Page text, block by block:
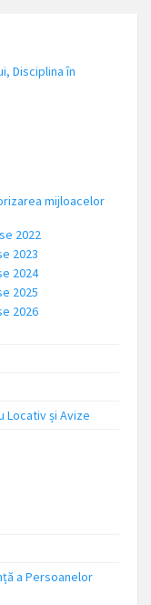
Disciplina în
mijloacelor
2022
2023
2024
2025
2026
Locativ și Avize
a Persoanelor